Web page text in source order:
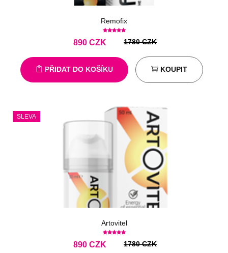
Remofix
CZK
890 1780 CZK
PŘIDAT DO KOŠÍKU KOUPIT
SLEVA
Artovitel
CZK
890 1780 CZK